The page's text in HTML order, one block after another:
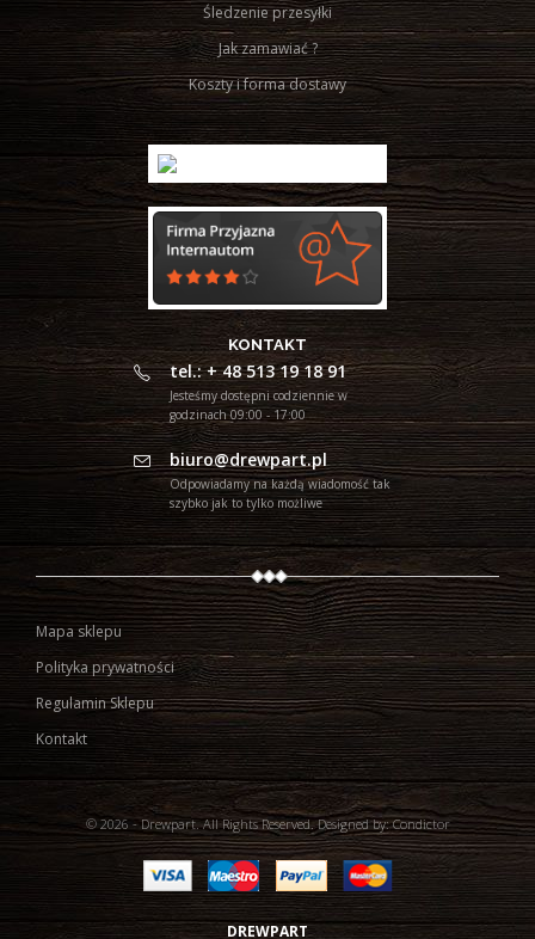
Śledzenie przesyłki
Jak zamawiać ?
Koszty i forma dostawy
KONTAKT
tel.: + 48 513 19 18 91
Jesteśmy dostępni codziennie w
godzinach 09:00 - 17:00
biuro@drewpart.pl
Odpowiadamy na każdą wiadomość tak
szybko jak to tylko możliwe
Mapa sklepu
Polityka prywatności
Regulamin Sklepu
Kontakt
© 2026 - Drewpart. All Rights Reserved.Designed by:Condictor
DREWPART